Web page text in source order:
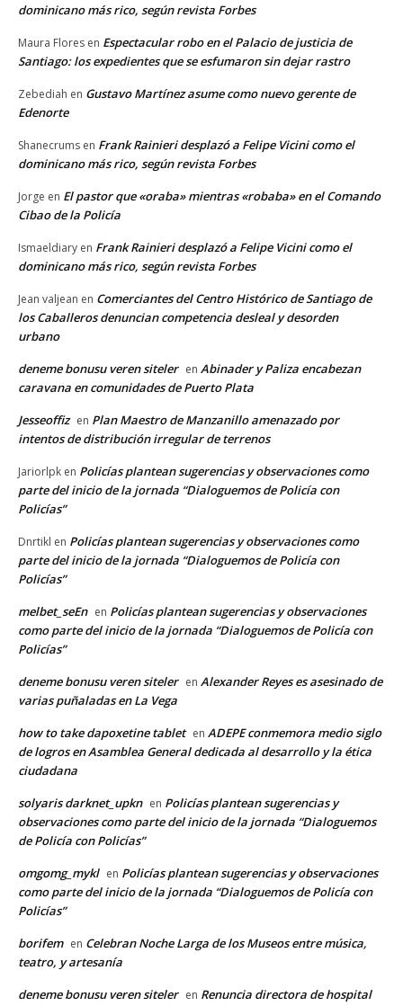
dominicano más rico, según revista Forbes
Maura Flores en Espectacular robo en el Palacio de justicia de
Santiago: los expedientes que se esfumaron sin dejar rastro
Zebediah en Gustavo Martínez asume como nuevo gerente de
Edenorte
Shanecrums en Frank Rainieri desplazó a Felipe Vicini como el
dominicano más rico, según revista Forbes
Jorge en El pastor que «oraba» mientras «robaba» en el Comando
Cibao de la Policía
Ismaeldiary en Frank Rainieri desplazó a Felipe Vicini como el
dominicano más rico, según revista Forbes
Jean valjean en Comerciantes del Centro Histórico de Santiago de
los Caballeros denuncian competencia desleal y desorden
urbano
deneme bonusu veren siteler en Abinader y Paliza encabezan
caravana en comunidades de Puerto Plata
Jesseoffiz en Plan Maestro de Manzanillo amenazado por
intentos de distribución irregular de terrenos
Jariorlpk en Policías plantean sugerencias y observaciones como
parte del inicio de la jornada “Dialoguemos de Policía con
Policías”
Dnrtikl en Policías plantean sugerencias y observaciones como
parte del inicio de la jornada “Dialoguemos de Policía con
Policías”
melbet_seEn en Policías plantean sugerencias y observaciones
como parte del inicio de la jornada “Dialoguemos de Policía con
Policías”
deneme bonusu veren siteler en Alexander Reyes es asesinado de
varias puñaladas en La Vega
how to take dapoxetine tablet en ADEPE conmemora medio siglo
de logros en Asamblea General dedicada al desarrollo y la ética
ciudadana
solyaris darknet_upkn en Policías plantean sugerencias y
observaciones como parte del inicio de la jornada “Dialoguemos
de Policía con Policías”
omgomg_mykl en Policías plantean sugerencias y observaciones
como parte del inicio de la jornada “Dialoguemos de Policía con
Policías”
borifem en Celebran Noche Larga de los Museos entre música,
teatro, y artesanía
deneme bonusu veren siteler en Renuncia directora de hospital